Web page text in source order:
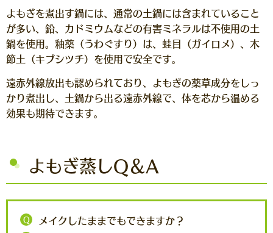
よもぎを煮出す鍋には、通常の土鍋には含まれていること
が多い、鉛、カドミウムなどの有害ミネラルは不使用の土
鍋を使用。釉薬（うわぐすり）は、蛙目（ガイロメ）、木
節土（キブシツチ）を使用で安全です。
遠赤外線放出も認められており、よもぎの薬草成分をしっ
かり煮出し、土鍋から出る遠赤外線で、体を芯から温める
効果も期待できます。
よもぎ蒸しQ＆A
Q メイクしたままでもできますか？